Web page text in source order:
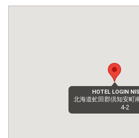
HOTEL LOGIN
北海道虻田郡倶知安町
4‐2